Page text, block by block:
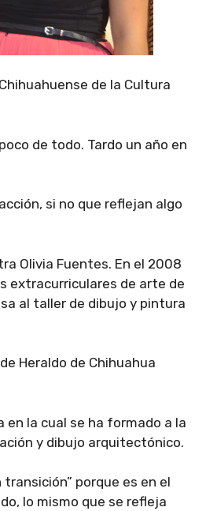
de la Cultura
de todo. Tardo un año en
si no que reflejan algo
Olivia Fuentes. En el 2008
extracurriculares de arte de
al taller de dibujo y pintura
Heraldo de Chihuahua
la cual se ha formado a la
y dibujo arquitectónico.
porque es en el
lo mismo que se refleja